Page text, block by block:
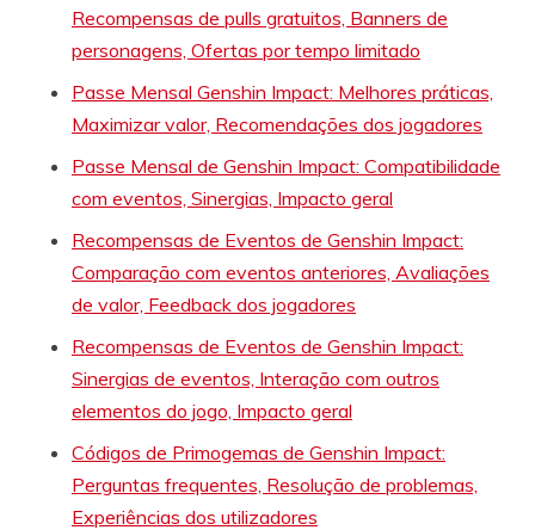
Recompensas de pulls gratuitos, Banners de
personagens, Ofertas por tempo limitado
Passe Mensal Genshin Impact: Melhores práticas,
Maximizar valor, Recomendações dos jogadores
Passe Mensal de Genshin Impact: Compatibilidade
com eventos, Sinergias, Impacto geral
Recompensas de Eventos de Genshin Impact:
Comparação com eventos anteriores, Avaliações
de valor, Feedback dos jogadores
Recompensas de Eventos de Genshin Impact:
Sinergias de eventos, Interação com outros
elementos do jogo, Impacto geral
Códigos de Primogemas de Genshin Impact:
Perguntas frequentes, Resolução de problemas,
Experiências dos utilizadores